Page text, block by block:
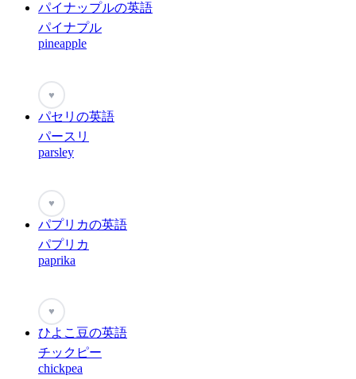
パイナップルの英語
パイナプル
pineapple
♥
パセリの英語
パースリ
parsley
♥
パプリカの英語
パプリカ
paprika
♥
ひよこ豆の英語
チックピー
chickpea